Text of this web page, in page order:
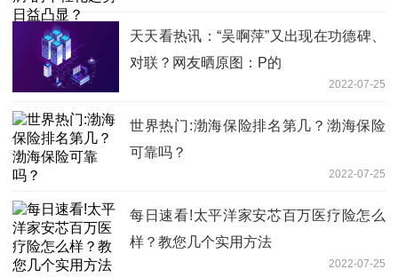
天天看热讯：“吴啊萍”又出现在功德碑、
对联？网友晒原图：P的
2022-07-25
世界热门:渤海保险排名第几？渤海保险
可靠吗？
2022-07-25
每日速看!太平洋家安芯百万医疗险怎么
样？教您几个实用方法
2022-07-25